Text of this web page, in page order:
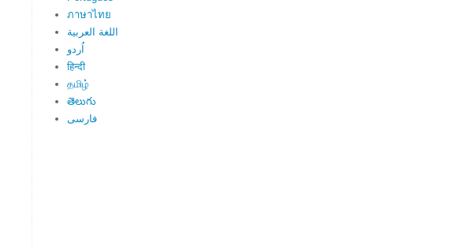
ภาษาไทย
اللغة العربية
اُردو
हिन्दी
தமிழ்
తెలుగు
فارسی